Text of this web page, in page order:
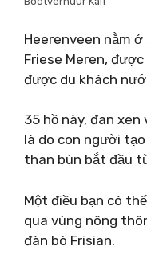
Heerenveen nằm
Friese Meren,
được du khách
35 hồ này, đan
là do con người
than bùn bắt đầu
Một điều bạn có
qua vùng nông
đàn bò Frisian.